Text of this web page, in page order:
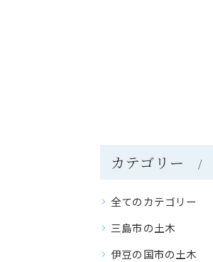
カテゴリー
全てのカテゴリー
三島市の土木
伊豆の国市の土木